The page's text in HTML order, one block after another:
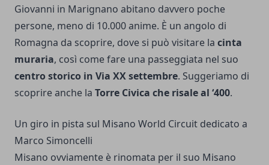
Giovanni in Marignano abitano davvero poche
persone, meno di 10.000 anime. È un angolo di
Romagna da scoprire, dove si può visitare la cinta
muraria, così come fare una passeggiata nel suo
centro storico in Via XX settembre. Suggeriamo di
scoprire anche la Torre Civica che risale al ‘400.
Un giro in pista sul Misano World Circuit dedicato a
Marco Simoncelli
Misano ovviamente è rinomata per il suo Misano